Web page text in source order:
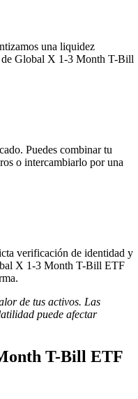
una liquidez
de Global X 1-3 Month T-Bill
Puedes combinar tu
o intercambiarlo por una
verificación de identidad y
X 1-3 Month T-Bill ETF
de tus activos. Las
puede afectar
T-Bill ETF